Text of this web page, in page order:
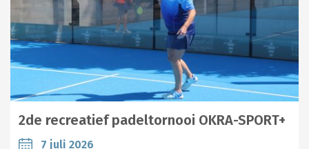
2de recreatief padeltornooi OKRA-SPORT+
7 juli 2026